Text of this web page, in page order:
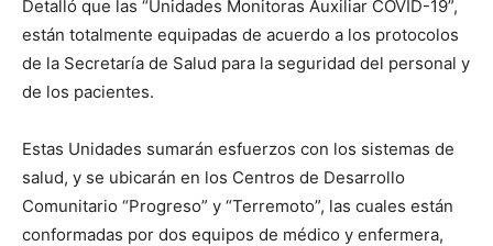
Detalló que las “Unidades Monitoras Auxiliar COVID-19”,
están totalmente equipadas de acuerdo a los protocolos
de la Secretaría de Salud para la seguridad del personal y
de los pacientes.
Estas Unidades sumarán esfuerzos con los sistemas de
salud, y se ubicarán en los Centros de Desarrollo
Comunitario “Progreso” y “Terremoto”, las cuales están
conformadas por dos equipos de médico y enfermera,